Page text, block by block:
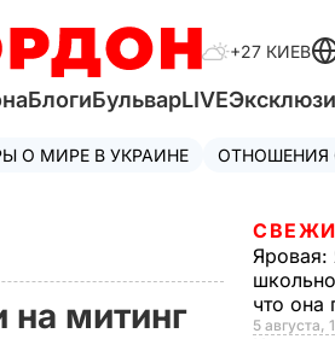
+27 КИЕВ
БлогиБульварLIVE
О МИРЕ В УКРАИНЕ ОТНОШЕНИЯ
на митинг
Яровая:
что она
5 августа,